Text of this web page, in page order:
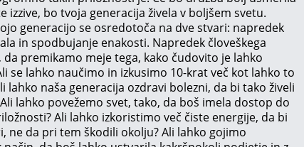
izzive, bo tvoja generacija živela v boljšem svetu.
generacijo se osredotoča na dve stvari: napredek
in spodbujanje enakosti. Napredek človeškega
premikamo meje tega, kako čudovito je lahko
se lahko naučimo in izkusimo 10-krat več kot lahko to
lahko naša generacija ozdravi bolezni, da bi tako živeli
lahko povežemo svet, tako, da boš imela dostop do
Ali lahko izkoristimo več čiste energije, da bi
ne da pri tem škodili okolju? Ali lahko gojimo